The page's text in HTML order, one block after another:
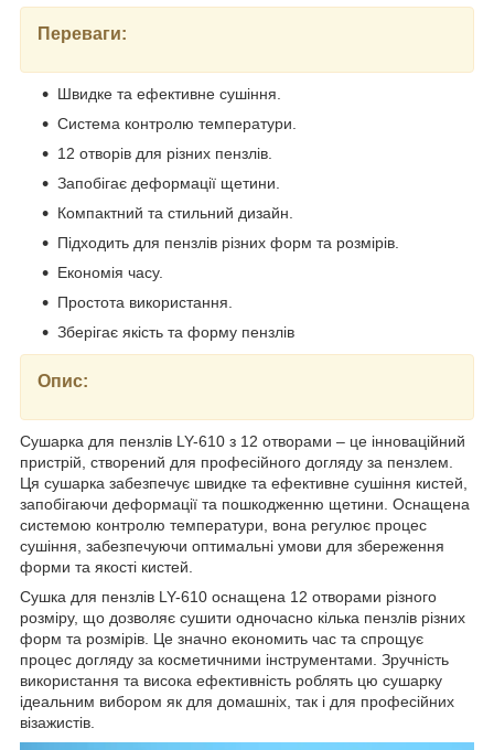
Переваги:
Швидке та ефективне сушіння.
Система контролю температури.
12 отворів для різних пензлів.
Запобігає деформації щетини.
Компактний та стильний дизайн.
Підходить для пензлів різних форм та розмірів.
Економія часу.
Простота використання.
Зберігає якість та форму пензлів
Опис:
Сушарка для пензлів LY-610 з 12 отворами – це інноваційний
пристрій, створений для професійного догляду за пензлем.
Ця сушарка забезпечує швидке та ефективне сушіння кистей,
запобігаючи деформації та пошкодженню щетини. Оснащена
системою контролю температури, вона регулює процес
сушіння, забезпечуючи оптимальні умови для збереження
форми та якості кистей.
Сушка для пензлів LY-610 оснащена 12 отворами різного
розміру, що дозволяє сушити одночасно кілька пензлів різних
форм та розмірів. Це значно економить час та спрощує
процес догляду за косметичними інструментами. Зручність
використання та висока ефективність роблять цю сушарку
ідеальним вибором як для домашніх, так і для професійних
візажистів.